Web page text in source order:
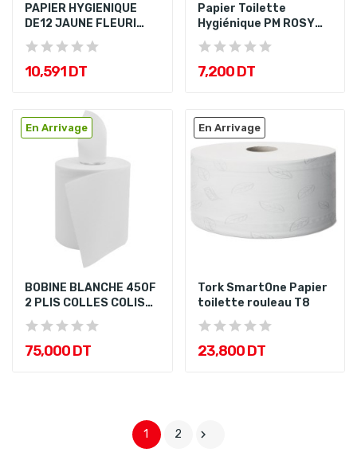
PAPIER HYGIENIQUE
DE12 JAUNE FLEURI
LILAS
10,591 DT
Papier Toilette
Hygiénique PM ROSY
Kotis PQT12
7,200 DT
En Arrivage
BOBINE BLANCHE 450F
2 PLIS COLLES COLIS
DE 6
75,000 DT
En Arrivage
Tork SmartOne Papier
toilette rouleau T8
23,800 DT
1 2 